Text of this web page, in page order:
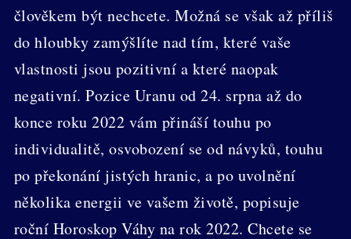
člověkem být nechcete. Možná se však až příliš
do hloubky zamýšlíte nad tím, které vaše
vlastnosti jsou pozitivní a které naopak
negativní. Pozice Uranu od 24. srpna až do
konce roku 2022 vám přináší touhu po
individualitě, osvobození se od návyků, touhu
po překonání jistých hranic, a po uvolnění
několika energii ve vašem životě, popisuje
roční Horoskop Váhy na rok 2022. Chcete se